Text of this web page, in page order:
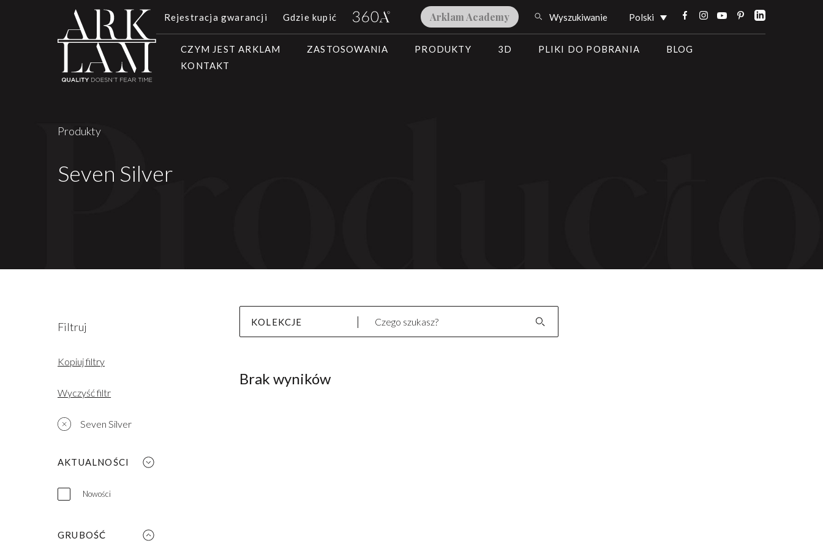
Rejestracja gwarancji Gdzie kupić Arklam Academy Wyszukiwanie Polski
CZYM JEST ARKLAM ZASTOSOWANIA PRODUKTY 3D PLIKI DO POBRANIA
BLOG
KONTAKT
Produkty
Seven Silver
Filtruj
Kopiuj filtry
Wyczyść filtr
Seven Silver
AKTUALNOŚCI
Nowości
GRUBOŚĆ
KOLEKCJE
Brak wyników